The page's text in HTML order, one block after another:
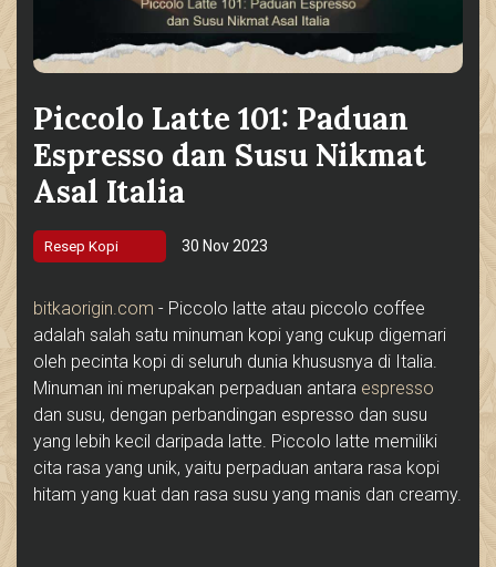
Piccolo Latte 101: Paduan
Espresso dan Susu Nikmat
Asal Italia
Resep Kopi 30 Nov 2023
bitkaorigin.com - Piccolo latte atau piccolo coffee
adalah salah satu minuman kopi yang cukup digemari
oleh pecinta kopi di seluruh dunia khususnya di Italia.
Minuman ini merupakan perpaduan antara espresso
dan susu, dengan perbandingan espresso dan susu
yang lebih kecil daripada latte. Piccolo latte memiliki
cita rasa yang unik, yaitu perpaduan antara rasa kopi
hitam yang kuat dan rasa susu yang manis dan creamy.